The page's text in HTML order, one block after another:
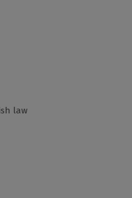
law